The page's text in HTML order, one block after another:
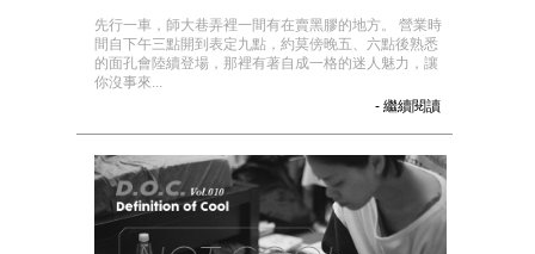
先行一車，師大巷弄裡一間有在賣黑膠的地方。 營業時
間自下午三點開到表定九點，約莫傍晚五、六點後熟悉
的面孔會陸續登場，那裡有著自成一格的迷人魅力，讓
你沒事來...
- 繼續閱讀